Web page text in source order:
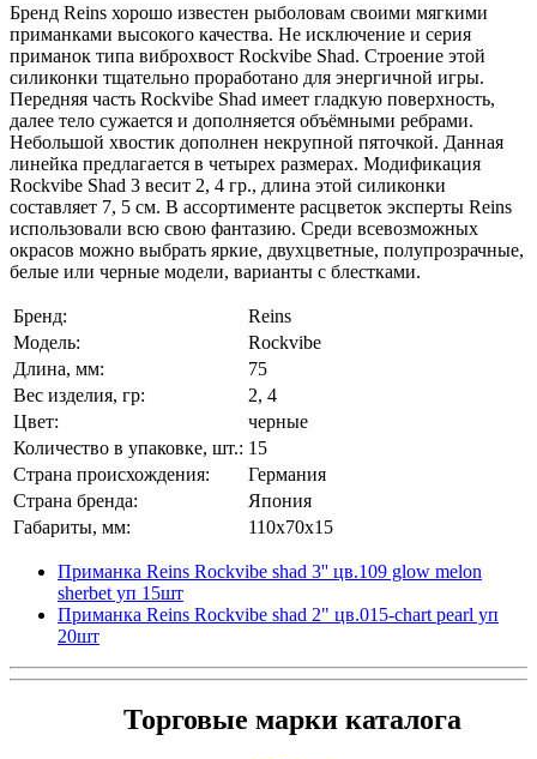
Бренд Reins хорошо известен рыболовам своими мягкими
приманками высокого качества. Не исключение и серия
приманок типа виброхвост Rockvibe Shad. Строение этой
силиконки тщательно проработано для энергичной игры.
Передняя часть Rockvibe Shad имеет гладкую поверхность,
далее тело сужается и дополняется объёмными ребрами.
Небольшой хвостик дополнен некрупной пяточкой. Данная
линейка предлагается в четырех размерах. Модификация
Rockvibe Shad 3 весит 2, 4 гр., длина этой силиконки
составляет 7, 5 см. В ассортименте расцветок эксперты Reins
использовали всю свою фантазию. Среди всевозможных
окрасов можно выбрать яркие, двухцветные, полупрозрачные,
белые или черные модели, варианты с блестками.
Бренд:
Reins
Модель:
Rockvibe
Длина, мм:
75
Вес изделия, гр:
2, 4
Цвет:
черные
Количество в упаковке, шт.: 15
Страна происхождения:
Германия
Страна бренда:
Япония
Габариты, мм:
110x70x15
Приманка Reins Rockvibe shad 3'' цв.109 glow melon
sherbet уп 15шт
Приманка Reins Rockvibe shad 2" цв.015-chart pearl уп
20шт
Торговые марки каталога